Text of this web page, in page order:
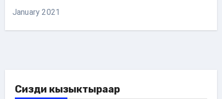
January 2021
Сизди кызыктыраар